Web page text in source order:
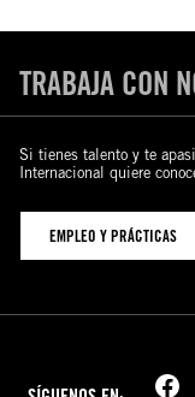
TRABAJA CON
Si tienes talento y te
Internacional quiere
EMPLEO Y PRÁCTICAS
Facebook